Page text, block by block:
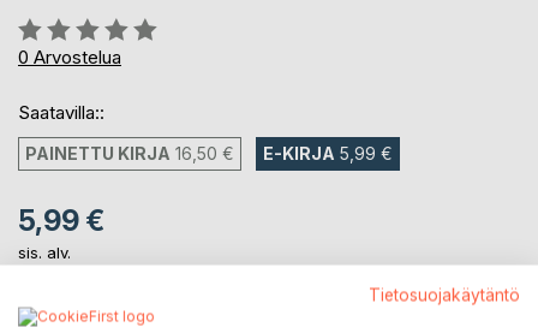
Arvostelu::
0%
0 Arvostelua
Saatavilla::
PAINETTU KIRJA 16,50 € E-KIRJA 5,99 €
5,99 €
sis. alv.
Tietosuojakäytäntö